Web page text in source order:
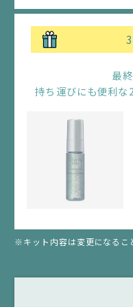
2.
各回ごとのお支払い
み時点でのお支払い
お支払いとなります。
第５条（返品、交換）
商品に何らかの不備
受け付けておりません。
商品に何らかの不備
最
持ち運びにも便利
※キット内容は変更になるこ